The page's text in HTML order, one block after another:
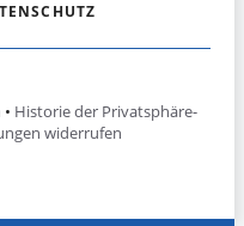
• Historie der Privatsphäre-
widerrufen